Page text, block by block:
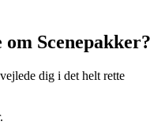
Scenepakker?
dig i det helt rette